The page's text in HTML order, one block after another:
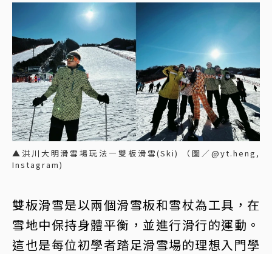
▲洪川大明滑雪場玩法—雙板滑雪(Ski) （圖／@yt.heng,
Instagram)
雙板滑雪是以兩個滑雪板和雪杖為工具，在
雪地中保持身體平衡，並進行滑行的運動。
這也是每位初學者踏足滑雪場的理想入門學